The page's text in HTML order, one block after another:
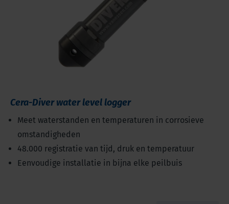
Cera-Diver water level logger
Meet waterstanden en temperaturen in corrosieve
omstandigheden
48.000 registratie van tijd, druk en temperatuur
Eenvoudige installatie in bijna elke peilbuis